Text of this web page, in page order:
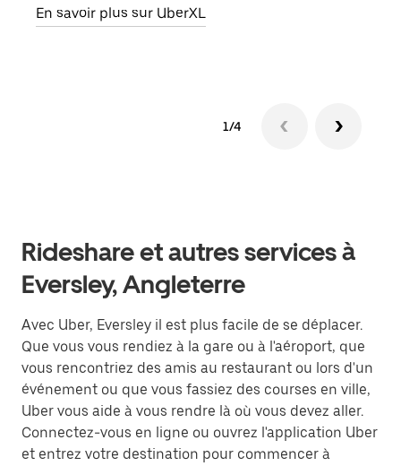
En savoir plus sur UberXL
1/4
Rideshare et autres services à
Eversley, Angleterre
Avec Uber, Eversley il est plus facile de se déplacer.
Que vous vous rendiez à la gare ou à l'aéroport, que
vous rencontriez des amis au restaurant ou lors d'un
événement ou que vous fassiez des courses en ville,
Uber vous aide à vous rendre là où vous devez aller.
Connectez-vous en ligne ou ouvrez l'application Uber
et entrez votre destination pour commencer à